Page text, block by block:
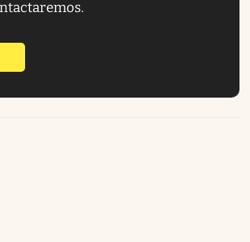
en nueva pestaña